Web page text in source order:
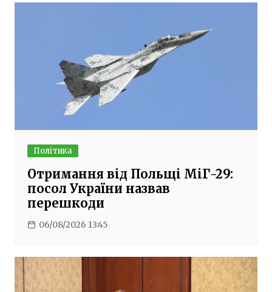
Політика
Отримання від Польщі МіГ-29:
посол України назвав
перешкоди
06/08/2026 13:45